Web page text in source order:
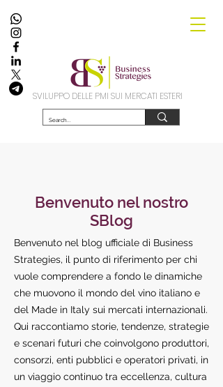
SVILUPPO DELLE PMI SUI MERCATI ESTERI
Benvenuto nel nostro
SBlog
Benvenuto nel blog ufficiale di Business
Strategies, il punto di riferimento per chi
vuole comprendere a fondo le dinamiche
che muovono il mondo del vino italiano e
del Made in Italy sui mercati internazionali.
Qui raccontiamo storie, tendenze, strategie
e scenari futuri che coinvolgono produttori,
consorzi, enti pubblici e operatori privati, in
un viaggio continuo tra eccellenza, cultura